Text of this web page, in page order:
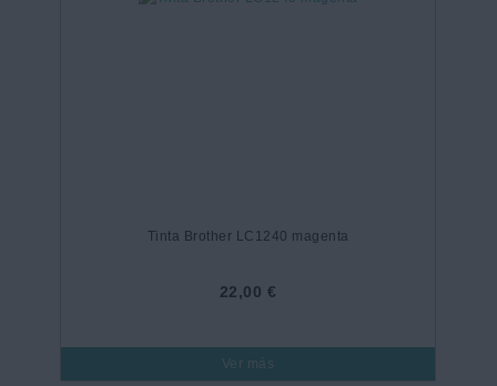
Tinta Brother LC1240 magenta
22,00 €
Ver más